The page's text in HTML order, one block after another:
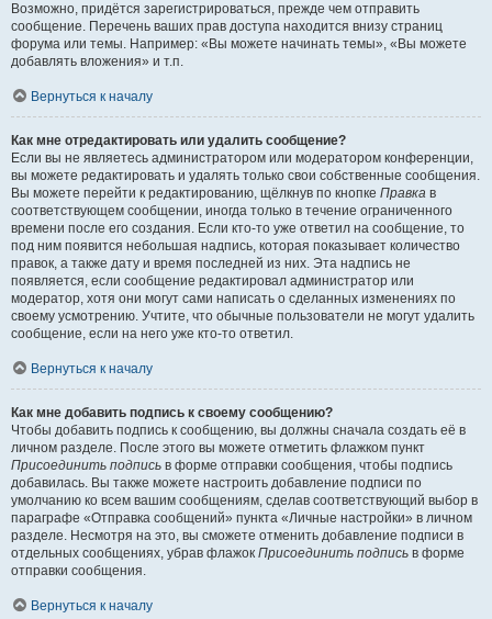
Возможно, придётся зарегистрироваться, прежде чем отправить
сообщение. Перечень ваших прав доступа находится внизу страниц
форума или темы. Например: «Вы можете начинать темы», «Вы можете
добавлять вложения» и т.п.
Вернуться к началу
Как мне отредактировать или удалить сообщение?
Если вы не являетесь администратором или модератором конференции,
вы можете редактировать и удалять только свои собственные сообщения.
Вы можете перейти к редактированию, щёлкнув по кнопке Правка в
соответствующем сообщении, иногда только в течение ограниченного
времени после его создания. Если кто-то уже ответил на сообщение, то
под ним появится небольшая надпись, которая показывает количество
правок, а также дату и время последней из них. Эта надпись не
появляется, если сообщение редактировал администратор или
модератор, хотя они могут сами написать о сделанных изменениях по
своему усмотрению. Учтите, что обычные пользователи не могут удалить
сообщение, если на него уже кто-то ответил.
Вернуться к началу
Как мне добавить подпись к своему сообщению?
Чтобы добавить подпись к сообщению, вы должны сначала создать её в
личном разделе. После этого вы можете отметить флажком пункт
Присоединить подпись в форме отправки сообщения, чтобы подпись
добавилась. Вы также можете настроить добавление подписи по
умолчанию ко всем вашим сообщениям, сделав соответствующий выбор в
параграфе «Отправка сообщений» пункта «Личные настройки» в личном
разделе. Несмотря на это, вы сможете отменить добавление подписи в
отдельных сообщениях, убрав флажок Присоединить подпись в форме
отправки сообщения.
Вернуться к началу